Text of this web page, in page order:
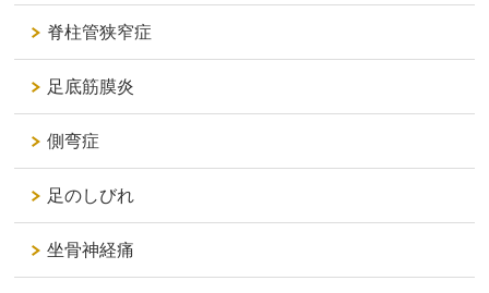
脊柱管狭窄症
足底筋膜炎
側弯症
足のしびれ
坐骨神経痛